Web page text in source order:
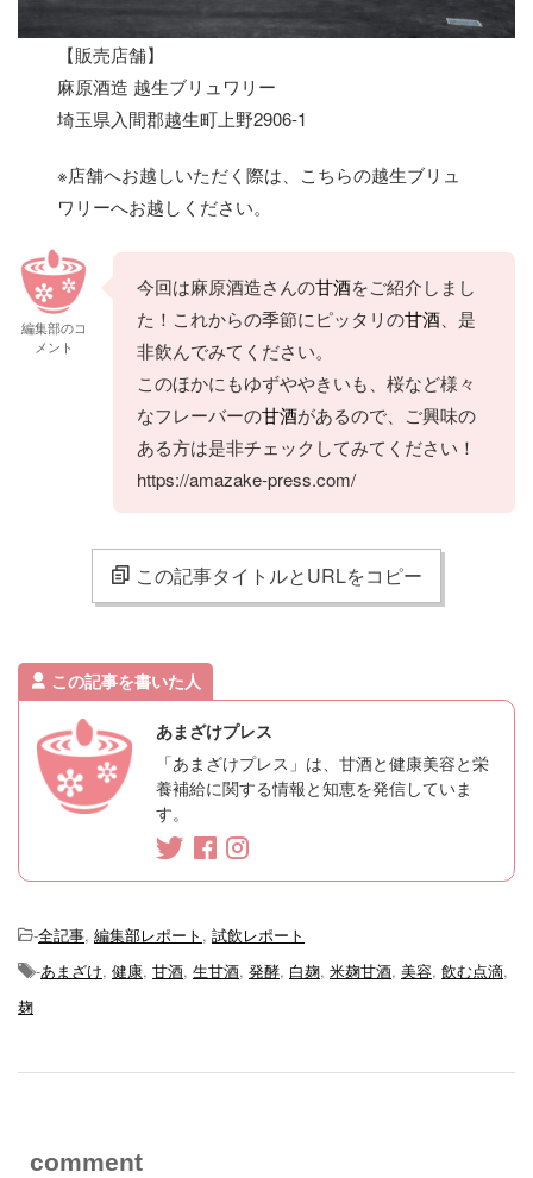
【販売店舗】
麻原酒造 越生ブリュワリー
埼玉県入間郡越生町上野2906-1
※店舗へお越しいただく際は、こちらの越生ブリュ
ワリーへお越しください。
編集部のコ
メント
今回は麻原酒造さんの甘酒をご紹介しまし
た！これからの季節にピッタリの甘酒 、是
非飲んでみてください。
このほかにもゆずややきいも、桜など様々
なフレーバーの甘酒があるので、ご興味の
ある方は是非チェックしてみてください！
https://amazake-press.com/
この記事タイトルとURLをコピー
この記事を書いた人
あまざけプレス
「あまざけプレス」は、甘酒と健康美容と栄
養補給に関する情報と知恵を発信していま
す。
-全記事, 編集部レポート , 試飲レポート
-あまざけ, 健康, 甘酒, 生甘酒, 発酵, 白麹, 米麹甘酒, 美容, 飲む点滴,
麹
comment